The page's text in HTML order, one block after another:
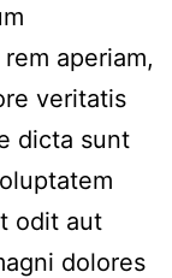
aperiam,
veritatis
dicta sunt
odit aut
dolores